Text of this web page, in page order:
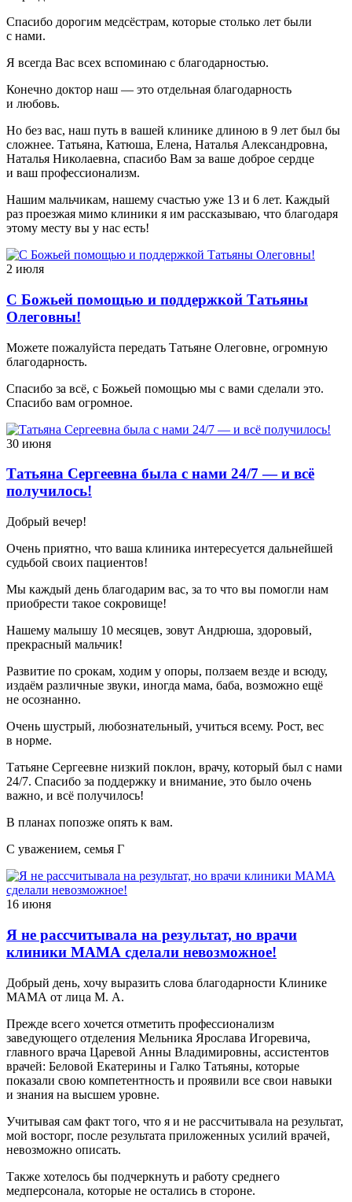
Спасибо дорогим медсёстрам, которые столько лет были
с нами.
Я всегда Вас всех вспоминаю с благодарностью.
Конечно доктор наш — это отдельная благодарность
и любовь.
Но без вас, наш путь в вашей клинике длиною в 9 лет был бы
сложнее. Татьяна, Катюша, Елена, Наталья Александровна,
Наталья Николаевна, спасибо Вам за ваше доброе сердце
и ваш профессионализм.
Нашим мальчикам, нашему счастью уже 13 и 6 лет. Каждый
раз проезжая мимо клиники я им рассказываю, что благодаря
этому месту вы у нас есть!
2 июля
С Божьей помощью и поддержкой Татьяны
Олеговны!
Можете пожалуйста передать Татьяне Олеговне, огромную
благодарность.
Спасибо за всё, с Божьей помощью мы с вами сделали это.
Спасибо вам огромное.
30 июня
Татьяна Сергеевна была с нами 24/7 — и всё
получилось!
Добрый вечер!
Очень приятно, что ваша клиника интересуется дальнейшей
судьбой своих пациентов!
Мы каждый день благодарим вас, за то что вы помогли нам
приобрести такое сокровище!
Нашему малышу 10 месяцев, зовут Андрюша, здоровый,
прекрасный мальчик!
Развитие по срокам, ходим у опоры, ползаем везде и всюду,
издаём различные звуки, иногда мама, баба, возможно ещё
не осознанно.
Очень шустрый, любознательный, учиться всему. Рост, вес
в норме.
Татьяне Сергеевне низкий поклон, врачу, который был с нами
24/7. Спасибо за поддержку и внимание, это было очень
важно, и всё получилось!
В планах попозже опять к вам.
С уважением, семья Г
16 июня
Я не рассчитывала на результат, но врачи
клиники МАМА сделали невозможное!
Добрый день, хочу выразить слова благодарности Клинике
МАМА от лица М. А.
Прежде всего хочется отметить профессионализм
заведующего отделения Мельника Ярослава Игоревича,
главного врача Царевой Анны Владимировны, ассистентов
врачей: Беловой Екатерины и Галко Татьяны, которые
показали свою компетентность и проявили все свои навыки
и знания на высшем уровне.
Учитывая сам факт того, что я и не рассчитывала на результат,
мой восторг, после результата приложенных усилий врачей,
невозможно описать.
Также хотелось бы подчеркнуть и работу среднего
медперсонала, которые не остались в стороне.